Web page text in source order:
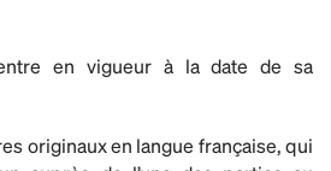
en vigueur à la date de sa
originaux en langue française, qui